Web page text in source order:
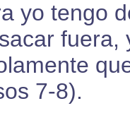
yo tengo
fuera,
7-8).